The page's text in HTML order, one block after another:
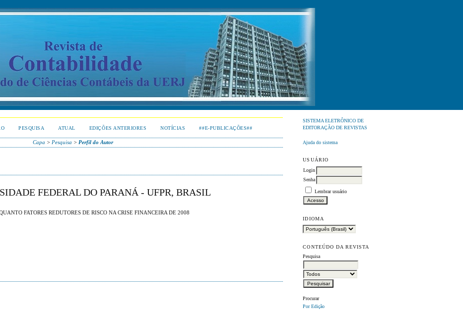
SISTEMA ELETRÔNICO DE
EDITORAÇÃO DE REVISTAS
Ajuda do sistema
USUÁRIO
Login
Senha
Lembrar usuário
IDIOMA
CONTEÚDO DA REVISTA
Pesquisa
Procurar
Por Edição
PESQUISA ATUAL EDIÇÕES ANTERIORES NOTÍCIAS ##E-PUBLICAÇÕES##
Capa > Pesquisa > Perfil do Autor
FEDERAL DO PARANÁ - UFPR, BRASIL
FATORES REDUTORES DE RISCO NA CRISE FINANCEIRA DE 2008